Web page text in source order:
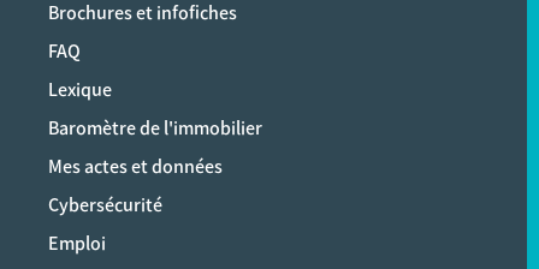
Brochures et infofiches
FAQ
Lexique
Baromètre de l'immobilier
Mes actes et données
Cybersécurité
Emploi